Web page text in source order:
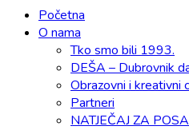
Primary
Menu
Početna
O nama
Tko smo bili 1993.
DEŠA – Dubrovnik
Obrazovni i kreativni
Partneri
NATJEČAJ ZA